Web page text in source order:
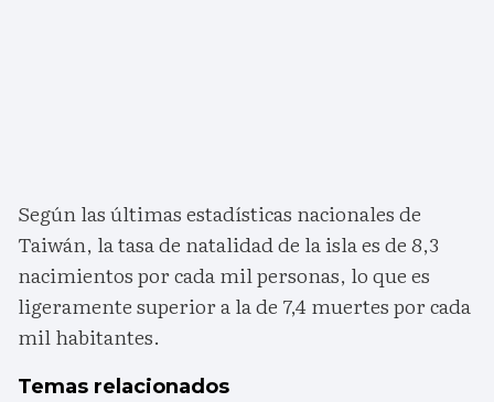
Según las últimas estadísticas nacionales de
Taiwán, la tasa de natalidad de la isla es de 8,3
nacimientos por cada mil personas, lo que es
ligeramente superior a la de 7,4 muertes por cada
mil habitantes.
Temas relacionados